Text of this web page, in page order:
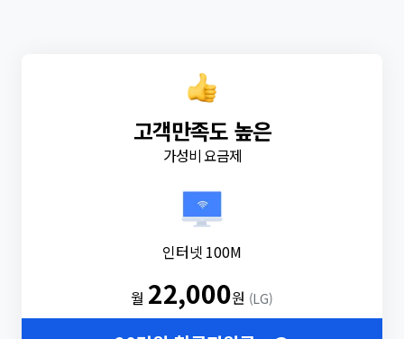
고객만족도 높은
가성비 요금제
인터넷 100M
월 22,000원 (LG)